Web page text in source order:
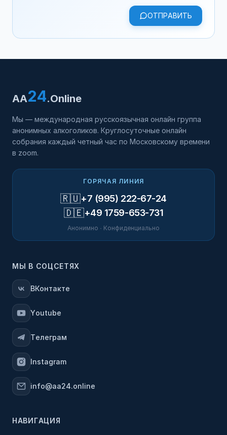
ОТПРАВИТЬ
AA24.Online
Мы — международная русскоязычная онлайн группа
анонимных алкоголиков. Круглосуточные онлайн
собрания каждый четный час по Московскому времени
в zoom.
ГОРЯЧАЯ ЛИНИЯ
🇷🇺+7 (995) 222-67-24
🇩🇪+49 1759-653-731
Анонимно · Конфиденциально
МЫ В СОЦСЕТЯХ
ВКонтакте
Youtube
Телеграм
Instagram
info@aa24.online
НАВИГАЦИЯ